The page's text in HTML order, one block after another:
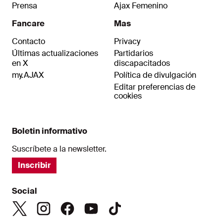
Prensa
Fancare
Contacto
Últimas actualizaciones
en X
my.AJAX
Ajax Femenino
Mas
Privacy
Partidarios
discapacitados
Política de divulgación
Editar preferencias de
cookies
Boletin informativo
Suscríbete a la newsletter.
Inscribir
Social